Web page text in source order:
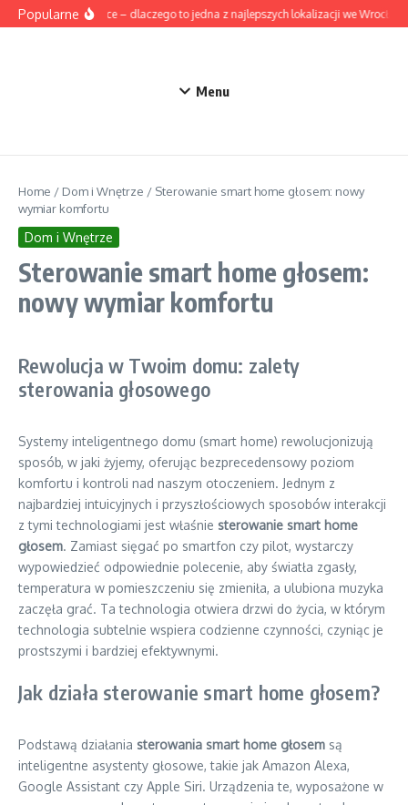
Przejdź do treści
PopularneStabłowice – dlaczego to jedna z najlepszych lokalizacji we
Menu
Home / Dom i Wnętrze / Sterowanie smart home głosem: nowy
wymiar komfortu
Dom i Wnętrze
Sterowanie smart home głosem:
nowy wymiar komfortu
Rewolucja w Twoim domu: zalety
sterowania głosowego
Systemy inteligentnego domu (smart home) rewolucjonizują
sposób, w jaki żyjemy, oferując bezprecedensowy poziom
komfortu i kontroli nad naszym otoczeniem. Jednym z
najbardziej intuicyjnych i przyszłościowych sposobów interakcji
z tymi technologiami jest właśnie sterowanie smart home
głosem. Zamiast sięgać po smartfon czy pilot, wystarczy
wypowiedzieć odpowiednie polecenie, aby światła zgasły,
temperatura w pomieszczeniu się zmieniła, a ulubiona muzyka
zaczęła grać. Ta technologia otwiera drzwi do życia, w którym
technologia subtelnie wspiera codzienne czynności, czyniąc je
prostszymi i bardziej efektywnymi.
Jak działa sterowanie smart home głosem?
Podstawą działania sterowania smart home głosem są
inteligentne asystenty głosowe, takie jak Amazon Alexa,
Google Assistant czy Apple Siri. Urządzenia te, wyposażone w